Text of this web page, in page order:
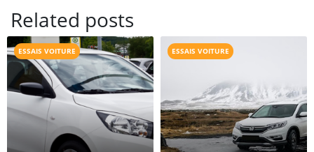
Related posts
ESSAIS VOITURE ESSAIS VOITURE